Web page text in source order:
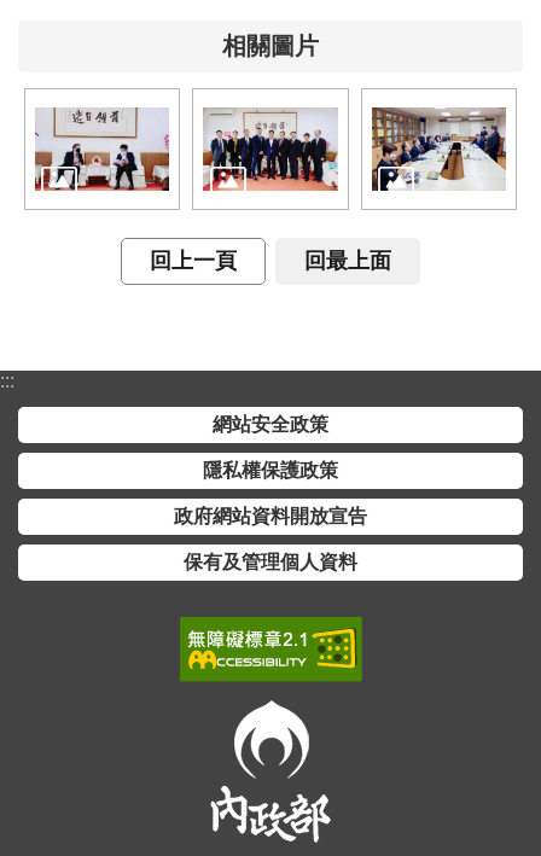
相關圖片
回上一頁 回最上面
:::
網站安全政策
隱私權保護政策
政府網站資料開放宣告
保有及管理個人資料